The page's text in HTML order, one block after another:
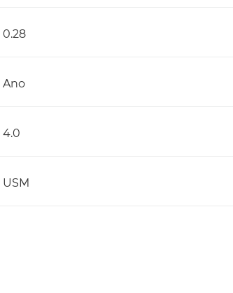
0.28
Ano
4.0
USM